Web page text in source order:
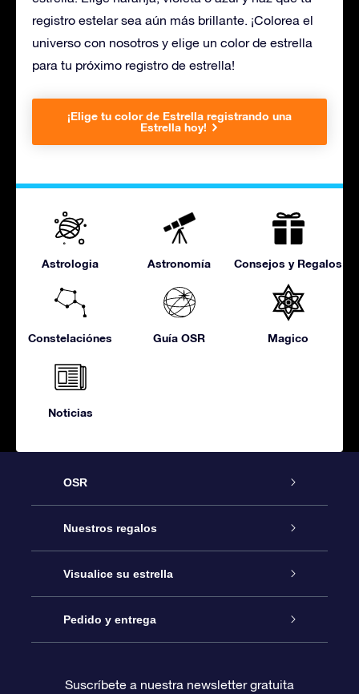
registro estelar sea aún más brillante. ¡Colorea el
universo con nosotros y elige un color de estrella
para tu próximo registro de estrella!
¡Elige tu color de Estrella registrando una
Estrella hoy!
Astrologia Astronomía Consejos y Regalos
Constelaciónes Guía OSR Magico
Noticias
OSR
Atención
Contáctanos
Blog
Nuestros regalos
Regalo Estrella Online
Paquete de Regalo OSR
Visualice su estrella
Registro estelar
Pedido y entrega
Suscríbete a nuestra newsletter gratuita